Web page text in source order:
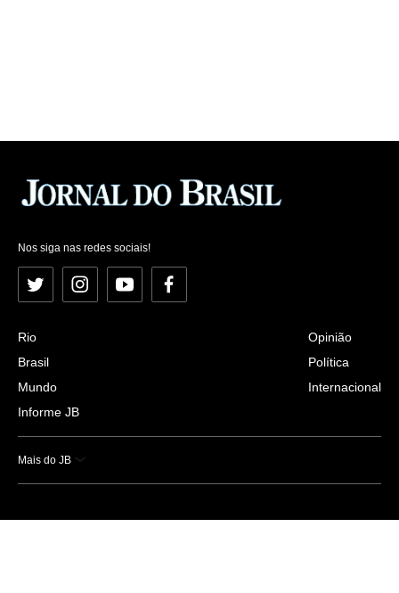
Nos siga nas redes sociais!
Twitter InstagramYouTubeFacebook
Rio
Brasil
Mundo
Informe JB
Opinião
Política
Internacional
Mais do JB
Esportes